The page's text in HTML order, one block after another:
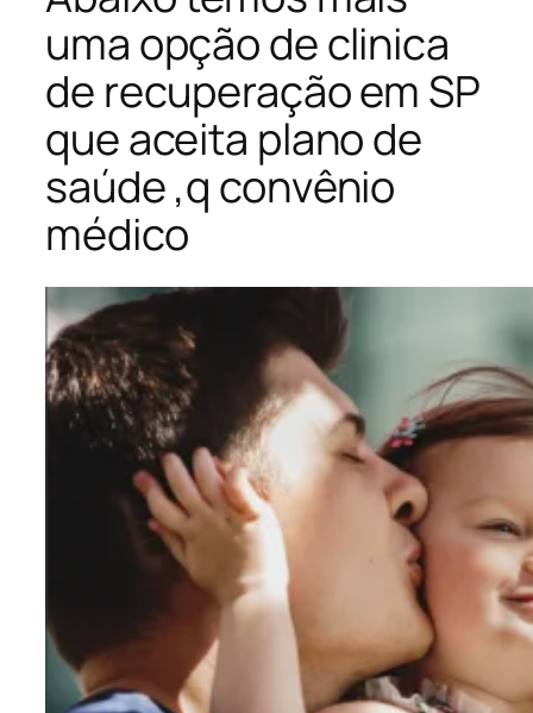
uma opção de clinica
de recuperação em SP
que aceita plano de
saúde ,q convênio
médico